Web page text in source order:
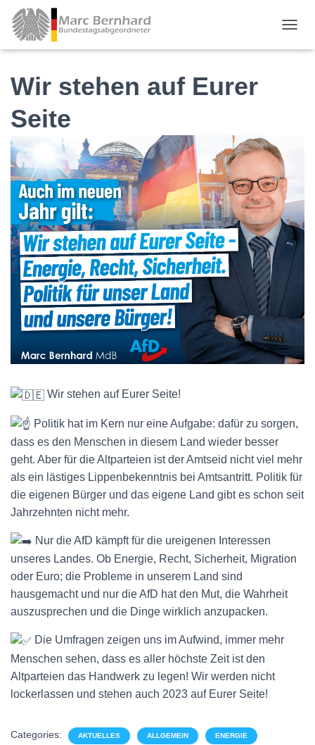
Wir stehen auf Eurer
Seite
Wir stehen auf Eurer Seite!
Politik hat im Kern nur eine Aufgabe: dafür zu sorgen,
dass es den Menschen in diesem Land wieder besser
geht. Aber für die Altparteien ist derAmtseid nicht viel mehr
als ein lästiges Lippenbekenntnis bei Amtsantritt. Politik für
die eigenen Bürger und das eigene Land gibt es schon seit
Jahrzehnten nicht mehr.
Nur die AfD kämpft für die ureigenen Interessen
unseres Landes. Ob Energie, Recht, Sicherheit, Migration
oder Euro; die Probleme in unserem Land sind
hausgemacht und nur die AfD hat den Mut, die Wahrheit
auszusprechen und die Dinge wirklich anzupacken.
Die Umfragen zeigen uns im Aufwind, immer mehr
Menschen sehen, dass es aller höchste Zeit ist den
Altparteien das Handwerk zu legen! Wir werden nicht
lockerlassen und stehen auch 2023 auf Eurer Seite!
Categories: AKTUELLES ALLGEMEIN ENERGIE